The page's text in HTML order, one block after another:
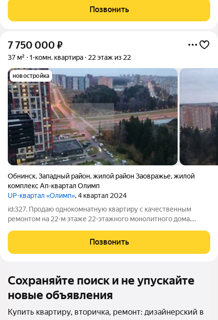
районе с превосходно развитой инфраструктурой, которая
сделает вашу жизнь максимально
Позвонить
7 750 000 ₽
37 м² 1-комн. квартира 22 этаж из 22
новостройка
Обнинск,Западный район,жилой район Заовражье,жилой
комплекс Ап-квартал Олимп
UP-квартал «Олимп», 4 квартал 2024
id:327. Продаю однокомнатную квартиру с качественным
ремонтом на 22-м этаже 22-этажного монолитного дома.
просторная кухня, а жилая площадь составляет 10 м. Квартира
расположена на последнем
Позвонить
Сохраняйте поиск и не упускайте
новые объявления
Купить квартиру, вторичка, ремонт: дизайнерский в